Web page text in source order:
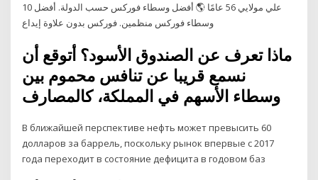
علي مولايي 56 عامًا 🌎 أفضل وسطاء فوركس حسب الدولة. أفضل 10
وسطاء فوركس منظمين. فوركس بدون علاوة إيداع
ماذا تعرف عن الصندوق الأسود؟ أتوقع أن
نسمع قريبا عن تنافس محموم بين
وسطاء الأسهم في المملكة، كالمصارف
В ближайшей перспективе нефть может превысить 60
долларов за баррель, поскольку рынок впервые с 2017
года переходит в состояние дефицита в годовом баз